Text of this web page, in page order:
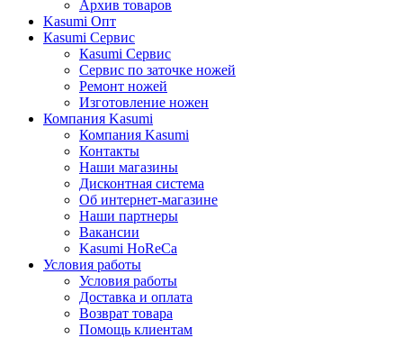
Архив товаров
Kasumi Опт
Кasumi Сервис
Кasumi Сервис
Сервис по заточке ножей
Ремонт ножей
Изготовление ножен
Компания Kasumi
Компания Kasumi
Контакты
Наши магазины
Дисконтная система
Об интернет-магазине
Наши партнеры
Вакансии
Kasumi HoReCa
Условия работы
Условия работы
Доставка и оплата
Возврат товара
Помощь клиентам